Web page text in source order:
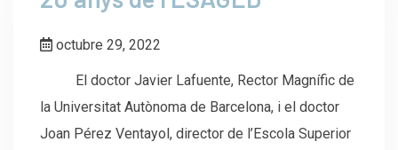
octubre 29, 2022
El doctor Javier Lafuente, Rector Magnífic de
la Universitat Autònoma de Barcelona, i el doctor
Joan Pérez Ventayol, director de l’Escola Superior